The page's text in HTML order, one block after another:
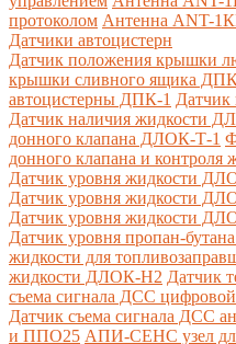
протоколом Антенна ANT-
Датчики автоцистерн
Датчик положения крышки
крышки сливного ящика
автоцистерны ДПК-1
Датчик наличия жидкости
донного клапана ДЛОК-Т-1
донного клапана и контроля
Датчик уровня жидкости
Датчик уровня жидкости
Датчик уровня жидкости
Датчик уровня пропан-бутана
жидкости для
жидкости ДЛОК-Н2 Датчик
съема сигнала ДСС
Датчик съема сигнала ДСС
и ППО25 АПИ-СЕНС узел